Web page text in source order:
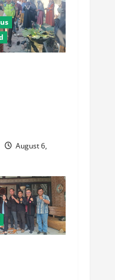
August 6,